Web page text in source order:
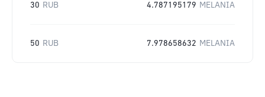
30 RUB 4.787195179 MELANIA
50 RUB 7.978658632 MELANIA